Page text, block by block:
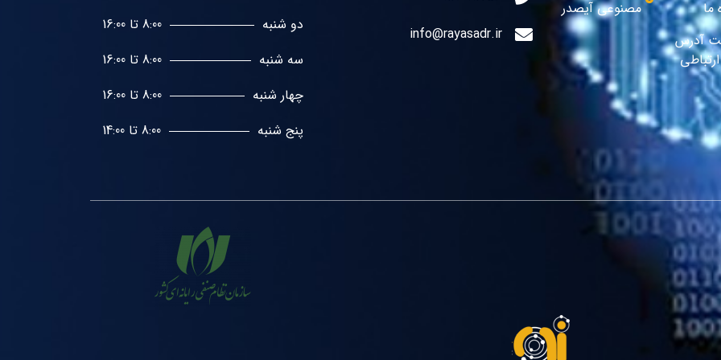
ما
مصنوعی آیصدر
آدرس
info@rayasadr.ir
دو شنبه
8:00 تا 16:00
سه شنبه
8:00 تا 16:00
چهار شنبه
8:00 تا 16:00
پنج شنبه
8:00 تا 14:00